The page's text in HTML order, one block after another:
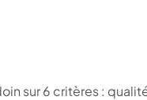
sur 6 critères :